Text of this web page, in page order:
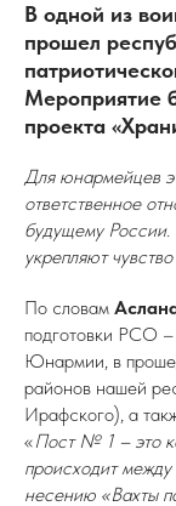
В одной из
прошел
Мероприятие
проекта
Для юнармейцев
ответственное
будущему России.
укрепляют
По словам
подготовки РСО –
Юнармии, в
районов нашей
Ирафского), а
«Пост № 1 – это
происходит
несению «Вахты